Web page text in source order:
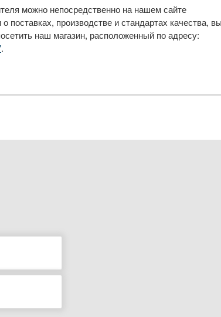
можно непосредственно на нашем сайте
производстве и стандартах качества, вы
наш магазин, расположенный по адресу:
.